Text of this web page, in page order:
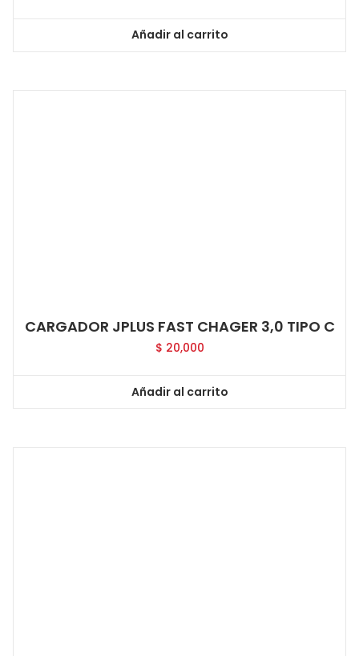
Añadir al carrito
CARGADOR JPLUS FAST CHAGER 3,0 TIPO C
$ 20,000
Añadir al carrito